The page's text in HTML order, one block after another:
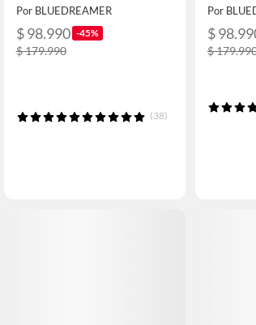
Por BLUEDREAMER
$ 98.990 -45%
$ 179.990
(38)
Por
$
$